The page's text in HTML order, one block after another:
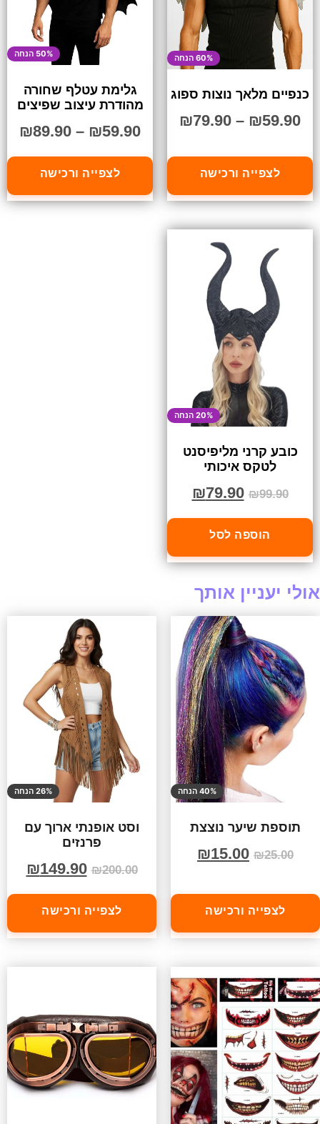
60% הנחה
כנפיים מלאך נוצות ספוג
₪59.90
–
₪79.90
לצפייה ורכישה
50% הנחה
גלימת עטלף שחורה
מהודרת עיצוב שפיצים
₪59.90
–
₪89.90
לצפייה ורכישה
20% הנחה
כובע קרני מליפיסנט
לטקס איכותי
₪99.90
₪79.90
הוספה לסל
אולי יעניין אותך
40% הנחה
תוספת שיער נוצצת
₪25.00
₪15.00
לצפייה ורכישה
26% הנחה
וסט אופנתי ארוך עם
פרנזים
₪200.00
₪149.90
לצפייה ורכישה